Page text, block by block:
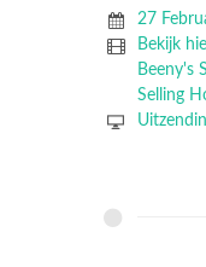
27
Bekijk
Beeny's
Selling